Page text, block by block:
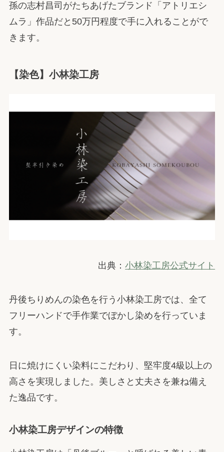
孫の志村昌司がたちあげたブランド「アトリエシ
ムラ」作品だと50万円程度で手に入れることがで
きます。
【染色】小林染工房
出典：小林染工房公式サイト
丹後ちりめんの染色を行う小林染工房では、全て
フリーハンドで手作業でぼかし染めを行っていま
す。
日に焼けにくい染料にこだわり、堅牢度4級以上の
高さを実現しました。美しさと丈夫さを兼ね備え
た逸品です。
小林染工房デザインの特徴